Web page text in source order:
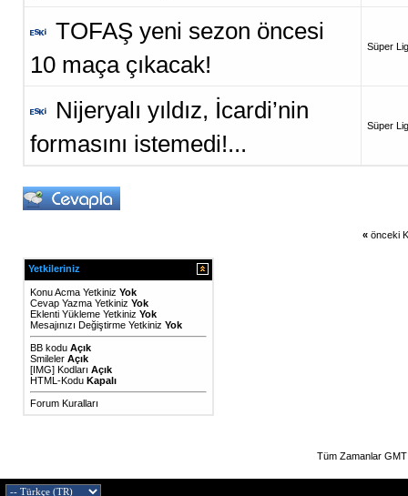
TOFAŞ yeni sezon öncesi
10 maça çıkacak!
Süper Lig
Nijeryalı yıldız, İcardi’nin
formasını istemedi!...
Süper Lig
« önceki
Yetkileriniz
Konu Acma Yetkiniz Yok
Cevap Yazma Yetkiniz Yok
Eklenti Yükleme Yetkiniz Yok
Mesajınızı Değiştirme Yetkiniz Yok
BB kodu Açık
Smileler Açık
[IMG] Kodları Açık
HTML-Kodu Kapalı
Forum Kuralları
Tüm Zamanlar